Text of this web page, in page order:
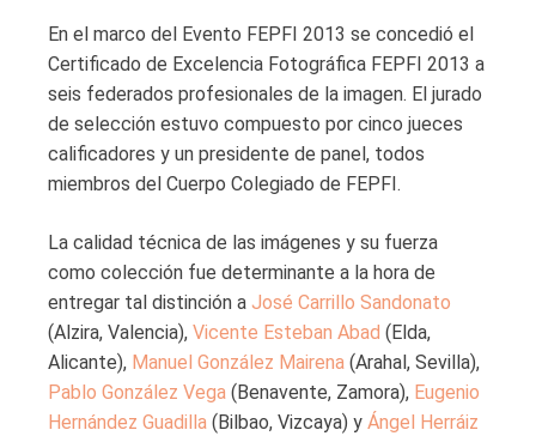
En el marco del Evento FEPFI 2013 se concedió el
Certificado de Excelencia Fotográfica FEPFI 2013 a
seis federados profesionales de la imagen. El jurado
de selección estuvo compuesto por cinco jueces
calificadores y un presidente de panel, todos
miembros del Cuerpo Colegiado de FEPFI.
La calidad técnica de las imágenes y su fuerza
como colección fue determinante a la hora de
entregar tal distinción a José Carrillo Sandonato
(Alzira, Valencia), Vicente Esteban Abad (Elda,
Alicante), Manuel González Mairena (Arahal, Sevilla),
Pablo González Vega (Benavente, Zamora), Eugenio
Hernández Guadilla (Bilbao, Vizcaya) y Ángel Herráiz